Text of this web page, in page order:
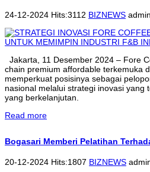
24-12-2024 Hits:3112 BIZNEWS
Jakarta, 11 Desember 2024 – Fore
chain premium affordable terkemuka
memperkuat posisinya sebagai
nasional melalui strategi inovasi yang
yang berkelanjutan.
Read more
Bogasari Memberi Pelatihan
20-12-2024 Hits:1807 BIZNEWS